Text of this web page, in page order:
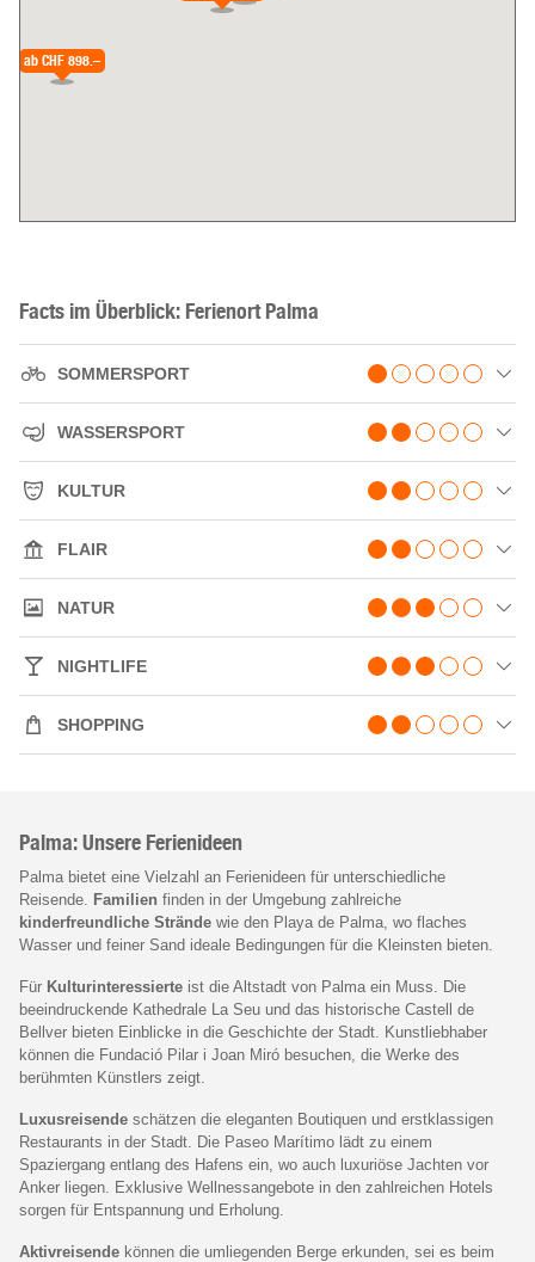
ab CHF 898.–
Facts im Überblick: Ferienort Palma
SOMMERSPORT
WASSERSPORT
KULTUR
FLAIR
NATUR
NIGHTLIFE
SHOPPING
Palma: Unsere Ferienideen
Palma bietet eine Vielzahl an Ferienideen für unterschiedliche
Reisende. Familien finden in der Umgebung zahlreiche
kinderfreundliche Strände wie den Playa de Palma, wo flaches
Wasser und feiner Sand ideale Bedingungen für die Kleinsten bieten.
Für Kulturinteressierte ist die Altstadt von Palma ein Muss. Die
beeindruckende Kathedrale La Seu und das historische Castell de
Bellver bieten Einblicke in die Geschichte der Stadt. Kunstliebhaber
können die Fundació Pilar i Joan Miró besuchen, die Werke des
berühmten Künstlers zeigt.
Luxusreisende schätzen die eleganten Boutiquen und erstklassigen
Restaurants in der Stadt. Die Paseo Marítimo lädt zu einem
Spaziergang entlang des Hafens ein, wo auch luxuriöse Jachten vor
Anker liegen. Exklusive Wellnessangebote in den zahlreichen Hotels
sorgen für Entspannung und Erholung.
Aktivreisende können die umliegenden Berge erkunden, sei es beim